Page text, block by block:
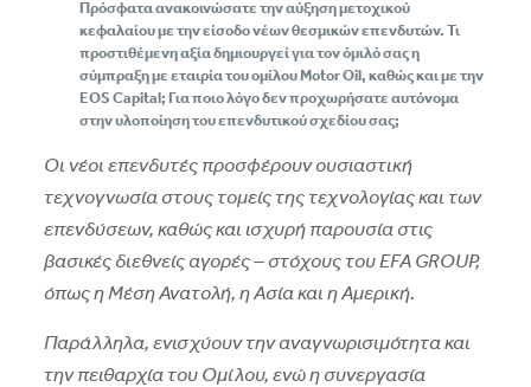
Πρόσφατα ανακοινώσατε την αύξηση μετοχικού
κεφαλαίου με την είσοδο νέων θεσμικών επενδυτών. Τι
προστιθέμενη αξία δημιουργεί για τον όμιλό σας η
σύμπραξη με εταιρία του ομίλου Μotor Oil, καθώς και με την
EOS Capital; Για ποιο λόγο δεν προχωρήσατε αυτόνομα
στην υλοποίηση του επενδυτικού σχεδίου σας;
Οι νέοι επενδυτές προσφέρουν ουσιαστική
τεχνογνωσία στους τομείς της τεχνολογίας και των
επενδύσεων, καθώς και ισχυρή παρουσία στις
βασικές διεθνείς αγορές – στόχους του EFA GROUP,
όπως η Μέση Ανατολή, η Ασία και η Αμερική.
Παράλληλα, ενισχύουν την αναγνωρισιμότητα και
την πειθαρχία του Ομίλου, ενώ η συνεργασία